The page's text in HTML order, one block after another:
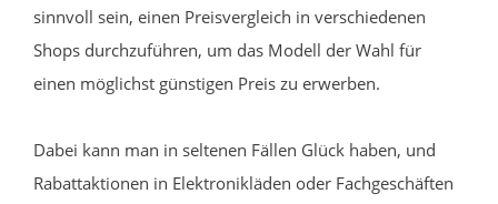
sinnvoll sein, einen Preisvergleich in verschiedenen
Shops durchzuführen, um das Modell der Wahl für
einen möglichst günstigen Preis zu erwerben.
Dabei kann man in seltenen Fällen Glück haben, und
Rabattaktionen in Elektronikläden oder Fachgeschäften